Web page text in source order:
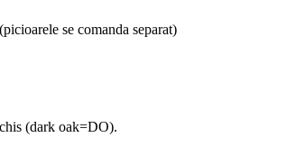
se comanda separat)
(dark oak=DO).